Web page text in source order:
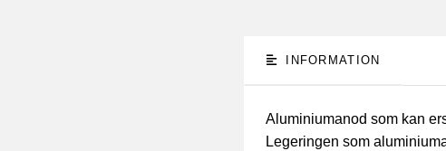
INFORMATION
Aluminiumanod som kan
Legeringen som